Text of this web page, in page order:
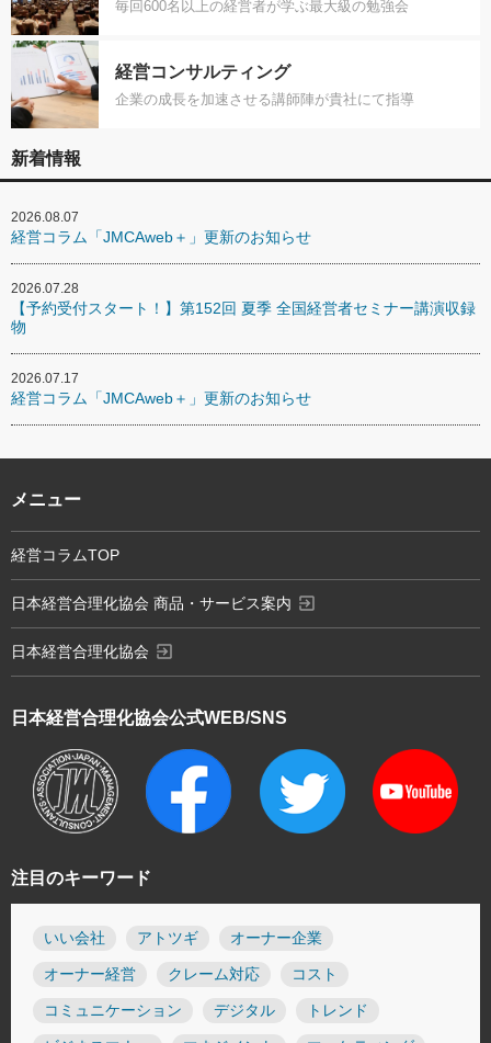
毎回600名以上の経営者が学ぶ最大級の勉強会
経営コンサルティング
企業の成長を加速させる講師陣が貴社にて指導
新着情報
2026.08.07
経営コラム「JMCAweb＋」更新のお知らせ
2026.07.28
【予約受付スタート！】第152回 夏季 全国経営者セミナー講演収録
物
2026.07.17
経営コラム「JMCAweb＋」更新のお知らせ
注目のキーワード
いい会社 アトツギ オーナー企業
オーナー経営 クレーム対応 コスト
コミュニケーション デジタル トレンド
日本経営合理化協会公式WEB/SNS
メニュー
経営コラムTOP
日本経営合理化協会 商品・サービス案内 exit_to_app
日本経営合理化協会 exit_to_app